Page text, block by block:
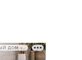
РЕКЛАМА • ООО СТРОИТЕЛЬНЫЙ ТОРГОВЫЙ ДОМ «ПЕТРОВИЧ», ИНН 7802348846